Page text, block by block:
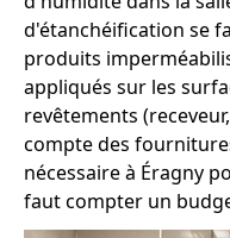
d'étanchéification se
produits
appliqués sur les
revêtements
compte des
nécessaire à Éragny
faut compter un